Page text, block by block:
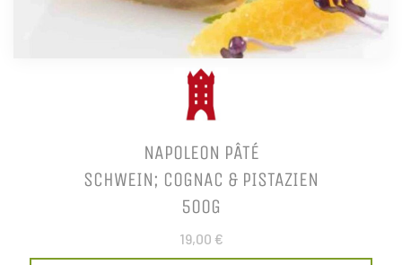
NAPOLEON PÂTÉ
SCHWEIN; COGNAC & PISTAZIEN
500G
19,00 €